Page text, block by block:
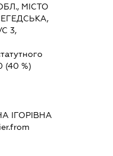
МІСТО
3,
(40 %)
ІГОРІВНА